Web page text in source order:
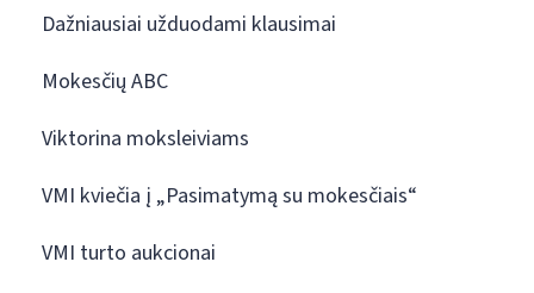
Dažniausiai užduodami klausimai
Mokesčių ABC
Viktorina moksleiviams
VMI kviečia į „Pasimatymą su mokesčiais“
VMI turto aukcionai